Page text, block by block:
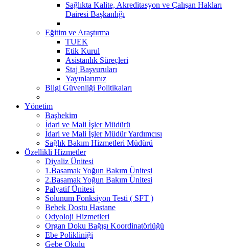
Sağlıkta Kalite, Akreditasyon ve Çalışan Hakları
Dairesi Başkanlığı
Eğitim ve Araştırma
TUEK
Etik Kurul
Asistanlık Süreçleri
Staj Başvuruları
Yayınlarımız
Bilgi Güvenliği Politikaları
Yönetim
Başhekim
İdari ve Mali İşler Müdürü
İdari ve Mali İşler Müdür Yardımcısı
Sağlık Bakım Hizmetleri Müdürü
Özellikli Hizmetler
Diyaliz Ünitesi
1.Basamak Yoğun Bakım Ünitesi
2.Basamak Yoğun Bakım Ünitesi
Palyatif Ünitesi
Solunum Fonksiyon Testi ( SFT )
Bebek Dostu Hastane
Odyoloji Hizmetleri
Organ Doku Bağışı Koordinatörlüğü
Ebe Polikliniği
Gebe Okulu